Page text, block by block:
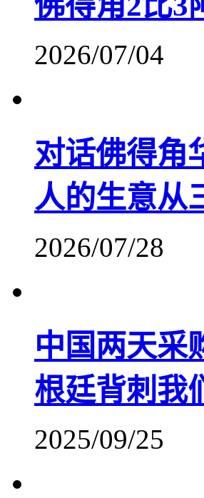
2026/07/04
对话佛得角
人的生意从
2026/07/28
中国两天采
根廷背刺我
2025/09/25